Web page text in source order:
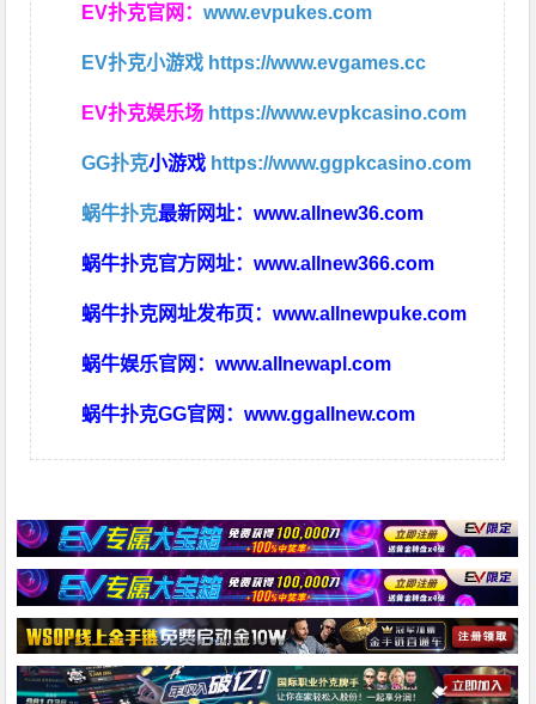
EV扑克官网：www.evpukes.com
EV扑克小游戏 https://www.evgames.cc
EV扑克娱乐场 https://www.evpkcasino.com
GG扑克小游戏 https://www.ggpkcasino.com
蜗牛扑克最新网址：www.allnew36.com
蜗牛扑克官方网址：www.allnew366.com
蜗牛扑克网址发布页：www.allnewpuke.com
蜗牛娱乐官网：www.allnewapl.com
蜗牛扑克GG官网：www.ggallnew.com